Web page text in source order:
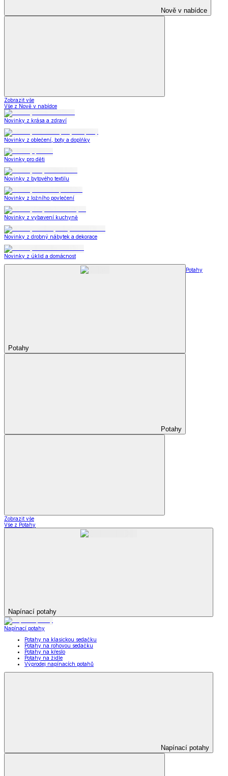
Nově v nabídce
Zobrazit vše
Vše z Nově v nabídce
Novinky z krása a zdraví
Novinky z oblečení, boty a doplňky
Novinky pro děti
Novinky z bytového textilu
Novinky z ložního povlečení
Novinky z vybavení kuchyně
Novinky z drobný nábytek a dekorace
Novinky z úklid a domácnost
Potahy
Potahy
Potahy
Zobrazit vše
Vše z Potahy
Napínací potahy
Napínací potahy
Potahy na klasickou sedačku
Potahy na rohovou sedačku
Potahy na křeslo
Potahy na židle
Výprodej napínacích potahů
Napínací potahy